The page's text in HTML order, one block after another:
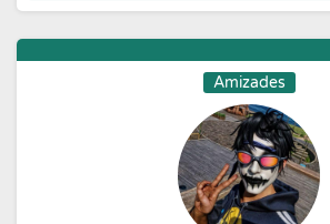
Amizades